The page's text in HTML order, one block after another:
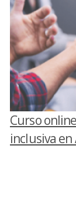
Curso
inclusiva en